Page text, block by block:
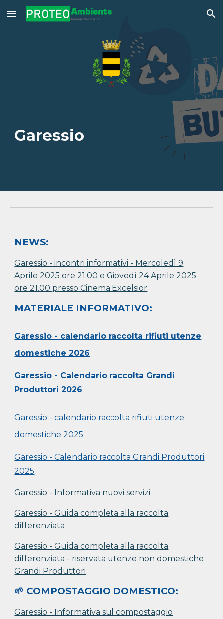
Skip to main content Skip to navigation
Garessio
NEWS:
Garessio - incontri informativi - Mercoledì 9
Aprile 2025 ore 21.00eGiovedì 24 Aprile 2025
ore 21.00 presso Cinema Excelsior
MATERIALE INFORMATIVO:
Garessio - calendario raccolta rifiuti utenze
domestiche 2026
Garessio - Calendario raccolta Grandi
Produttori 2026
Garessio - calendario raccolta rifiuti utenze
domestiche 2025
Garessio - Calendario raccolta Grandi Produttori
2025
Garessio - Informativa nuovi servizi
Garessio - Guida completa alla raccolta
differenziata
Garessio -Guida completa alla raccolta
differenziata - riservata utenze non domestiche
Grandi Produttori
🌱 COMPOSTAGGIO DOMESTICO:
Garessio - Informativa sul compostaggio